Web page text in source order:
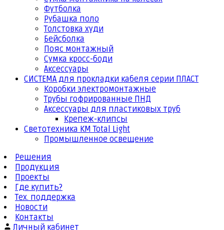
Футболка
Рубашка поло
Толстовка худи
Бейсболка
Пояс монтажный
Сумка кросс-боди
Аксессуары
СИСТЕМА для прокладки кабеля серии ПЛАСТ
Коробки электромонтажные
Трубы гофрированные ПНД
Аксессуары для пластиковых труб
Крепеж-клипсы
Светотехника КМ Total Light
Промышленное освещение
Решения
Продукция
Проекты
Где купить?
Тех. поддержка
Новости
Контакты
Личный кабинет